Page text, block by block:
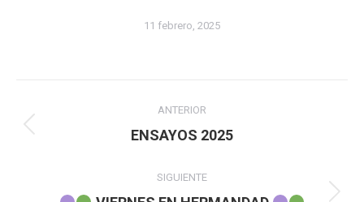
11 febrero, 2025
entre
ANTERIOR
Publicación
ENSAYOS 2025
SIGUIENTE